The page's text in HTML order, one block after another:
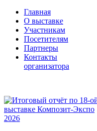
Главная
О выставке
Участникам
Посетителям
Партнеры
Контакты
организатора